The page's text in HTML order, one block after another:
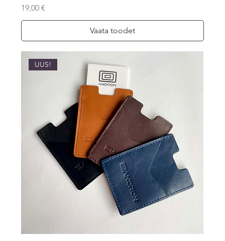
Price
19,00 €
Vaata toodet
UUS!